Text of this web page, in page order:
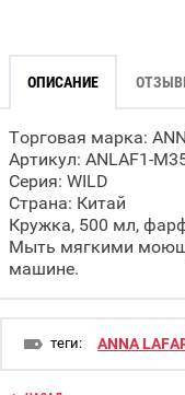
ОПИСАНИЕ
Торговая марка:
Артикул: ANLAF1-
Серия: WILD
Страна: Китай
Кружка, 500 мл,
Мыть мягкими
машине.
теги: ANNA